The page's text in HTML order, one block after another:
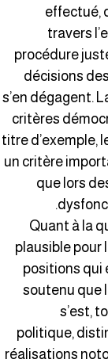
effectué,
travers
procédure
décisions
s’en dégagent.
critères
titre d’exemple,
un critère
que lors
Quant à la
plausible
positions qui
soutenu que
s’est,
politique,
réalisations